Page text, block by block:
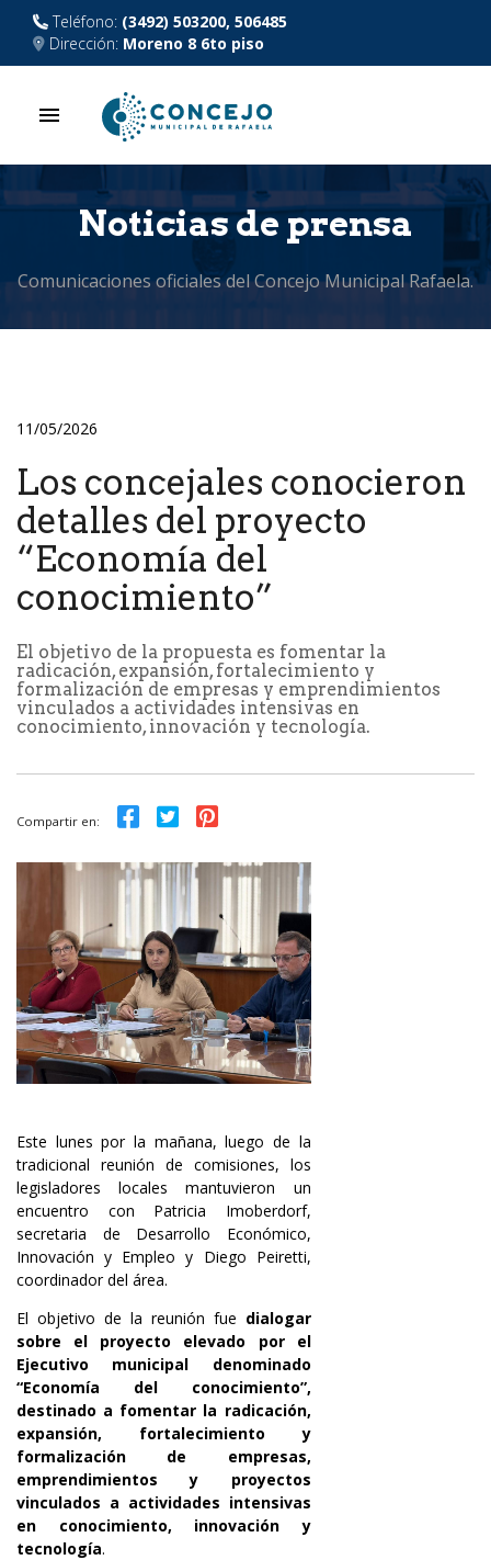
Teléfono: (3492) 503200, 506485
Dirección: Moreno 8 6to piso
menu
Noticias de prensa
Comunicaciones oficiales del Concejo Municipal Rafaela.
11/05/2026
Los concejales conocieron
detalles del proyecto
“Economía del
conocimiento”
El objetivo de la propuesta es fomentar la
radicación, expansión, fortalecimiento y
formalización de empresas y emprendimientos
vinculados a actividades intensivas en
conocimiento, innovación y tecnología.
Compartir en:
Este lunes por la mañana, luego de la
tradicional reunión de comisiones, los
legisladores locales mantuvieron un
encuentro con Patricia Imoberdorf,
secretaria de Desarrollo Económico,
Innovación y Empleo y Diego Peiretti,
coordinador del área.
El objetivo de la reunión fue dialogar
sobre el proyecto elevado por el
Ejecutivo municipal denominado
“Economía del conocimiento”,
destinado a fomentar la radicación,
expansión, fortalecimiento y
formalización de empresas,
emprendimientos y proyectos
vinculados a actividades intensivas
en conocimiento, innovación y
tecnología.